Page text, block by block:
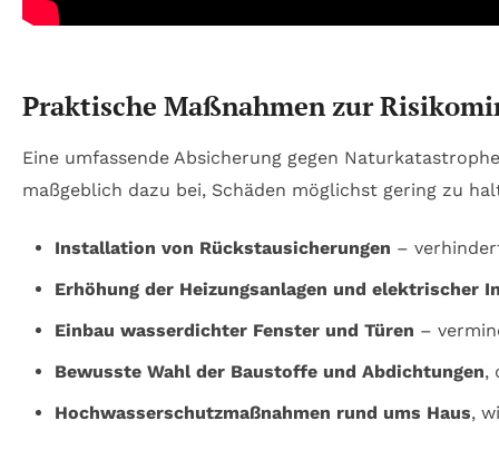
Praktische Maßnahmen zur
Eine umfassende Absicherung gegen
maßgeblich dazu bei, Schäden möglichst gering zu
Installation von Rückstausicherungen –
Erhöhung der Heizungsanlagen und elektrischer
Einbau wasserdichter Fenster und Türen –
Bewusste Wahl der Baustoffe und Abdichtungen,
Hochwasserschutzmaßnahmen rund ums Haus,